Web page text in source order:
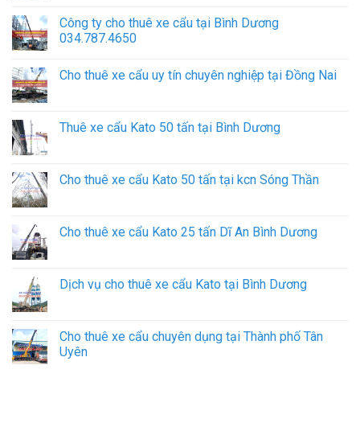
Công ty cho thuê xe cẩu tại Bình Dương
034.787.4650
Cho thuê xe cẩu uy tín chuyên nghiệp tại Đồng Nai
Thuê xe cẩu Kato 50 tấn tại Bình Dương
Cho thuê xe cẩu Kato 50 tấn tại kcn Sóng Thần
Cho thuê xe cẩu Kato 25 tấn Dĩ An Bình Dương
Dịch vụ cho thuê xe cẩu Kato tại Bình Dương
Cho thuê xe cẩu chuyên dụng tại Thành phố Tân
Uyên